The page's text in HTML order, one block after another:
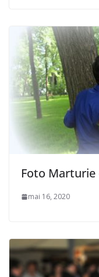
Foto Marturie
mai 16, 2020